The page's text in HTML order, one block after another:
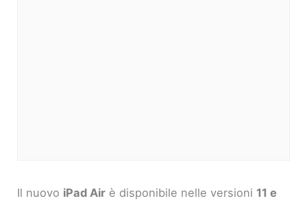
Il nuovo iPad Air è disponibile nelle versioni 11 e